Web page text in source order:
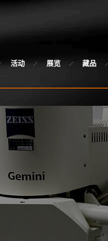
活动 展览 藏品